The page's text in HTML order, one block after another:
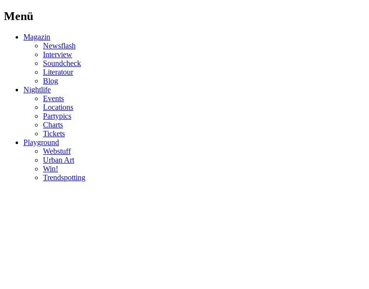
Menü
Magazin
Newsflash
Interview
Soundcheck
Literatour
Blog
Nightlife
Events
Locations
Partypics
Charts
Tickets
Playground
Webstuff
Urban Art
Win!
Trendspotting